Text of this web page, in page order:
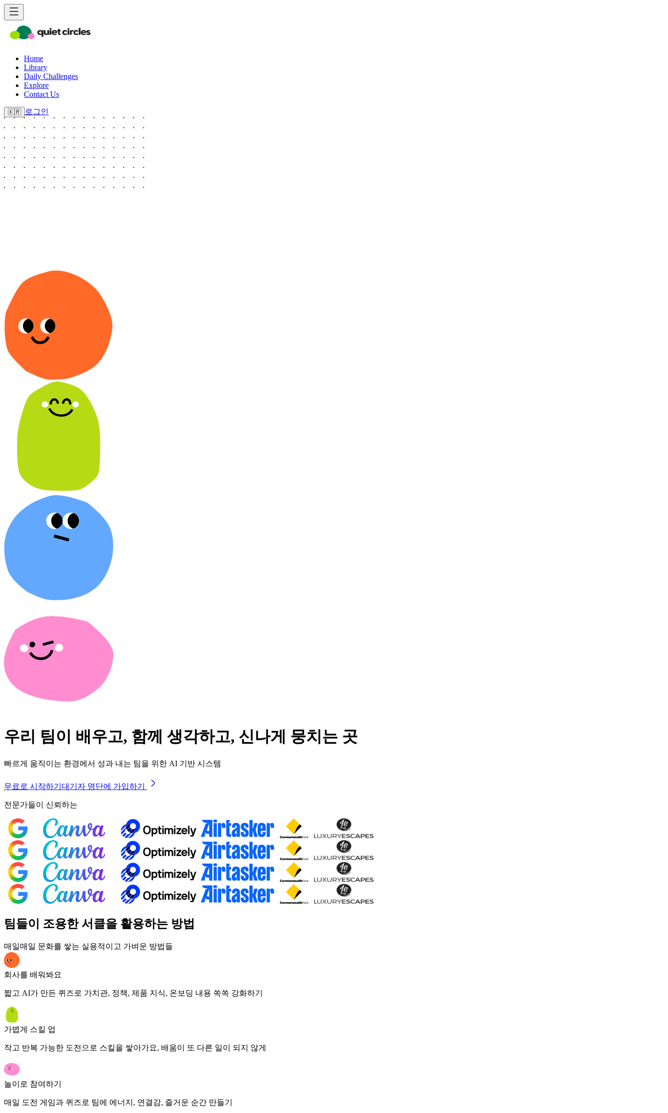
Home
Library
Daily Challenges
Explore
Contact Us
🇰🇷 로그인
우리 팀이 배우고, 함께 생각하고, 신나게 뭉치는 곳
빠르게 움직이는 환경에서 성과 내는 팀을 위한 AI 기반 시스템
무료로 시작하기 대기자 명단에 가입하기
전문가들이 신뢰하는
팀들이 조용한 서클을 활용하는 방법
매일매일 문화를 쌓는 실용적이고 가벼운 방법들
회사를 배워봐요
짧고 AI가 만든 퀴즈로 가치관, 정책, 제품 지식, 온보딩 내용 쏙쏙 강화하기
가볍게 스킬 업
작고 반복 가능한 도전으로 스킬을 쌓아가요, 배움이 또 다른 일이 되지 않게
놀이로 참여하기
매일 도전 게임과 퀴즈로 팀에 에너지, 연결감, 즐거운 순간 만들기